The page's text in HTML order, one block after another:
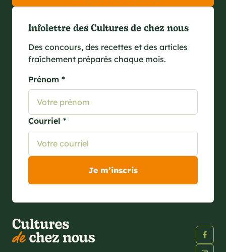
Infolettre des Cultures de chez nous
Des concours, des recettes et des articles
fraîchement préparés chaque mois.
Prénom *
Courriel *